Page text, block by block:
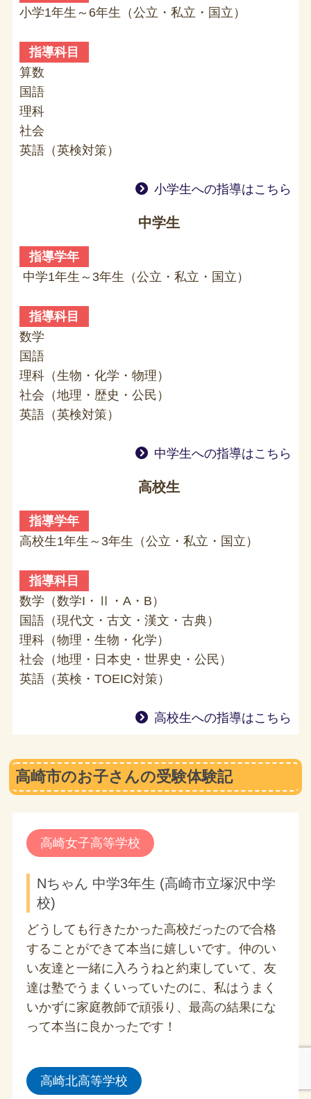
小学1年生～6年生（公立・私立・国立）
指導科目
算数
国語
理科
社会
英語（英検対策）
小学生への指導はこちら
中学生
指導学年
中学1年生～3年生（公立・私立・国立）
指導科目
数学
国語
理科（生物・化学・物理）
社会（地理・歴史・公民）
英語（英検対策）
中学生への指導はこちら
高校生
指導学年
高校生1年生～3年生（公立・私立・国立）
指導科目
数学（数学I・Ⅱ・A・B）
国語（現代文・古文・漢文・古典）
理科（物理・生物・化学）
社会（地理・日本史・世界史・公民）
英語（英検・TOEIC対策）
高校生への指導はこちら
高崎市のお子さんの受験体験記
高崎女子高等学校
Nちゃん 中学3年生 (高崎市立塚沢中学
校)
どうしても行きたかった高校だったので合格
することができて本当に嬉しいです。仲のい
い友達と一緒に入ろうねと約束していて、友
達は塾でうまくいっていたのに、私はうまく
いかずに家庭教師で頑張り、最高の結果にな
って本当に良かったです！
高崎北高等学校